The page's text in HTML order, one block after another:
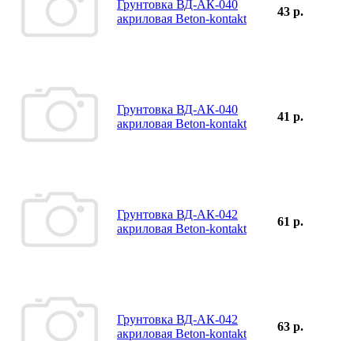
Грунтовка ВД-АК-040
акриловая Beton-kontakt
43 р.
Грунтовка ВД-АК-040
акриловая Beton-kontakt
41 р.
Грунтовка ВД-АК-042
акриловая Beton-kontakt
61 р.
Грунтовка ВД-АК-042
акриловая Beton-kontakt
63 р.